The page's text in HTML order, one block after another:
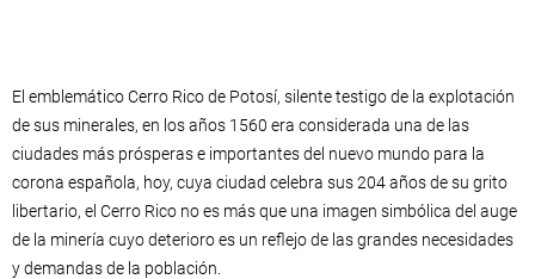
El emblemático Cerro Rico de Potosí, silente testigo de la explotación
de sus minerales, en los años 1560 era considerada una de las
ciudades más prósperas e importantes del nuevo mundo para la
corona española, hoy, cuya ciudad celebra sus 204 años de su grito
libertario, el Cerro Rico no es más que una imagen simbólica del auge
de la minería cuyo deterioro es un reflejo de las grandes necesidades
y demandas de la población.